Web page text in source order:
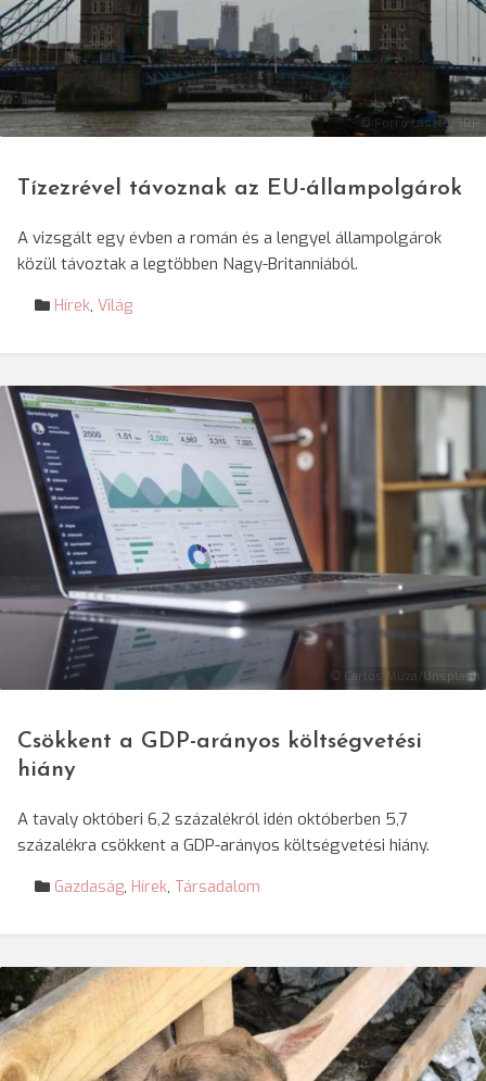
© Forró László/SRR
Tízezrével távoznak az EU-állampolgárok
A vizsgált egy évben a román és a lengyel állampolgárok
közül távoztak a legtöbben Nagy-Britanniából.
Hírek, Világ
© Carlos Muza/Unsplash
Csökkent a GDP-arányos költségvetési
hiány
A tavaly októberi 6,2 százalékról idén októberben 5,7
százalékra csökkent a GDP-arányos költségvetési hiány.
Gazdaság, Hírek, Társadalom